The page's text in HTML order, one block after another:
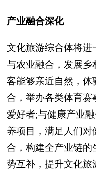
产业融合深化
文化旅游综合体将进
与农业融合，发展
客能够亲近自然，体
合，举办各类体育
爱好者;与健康产业
养项目，满足人们
合，构建全产业链
势互补，提升文化旅